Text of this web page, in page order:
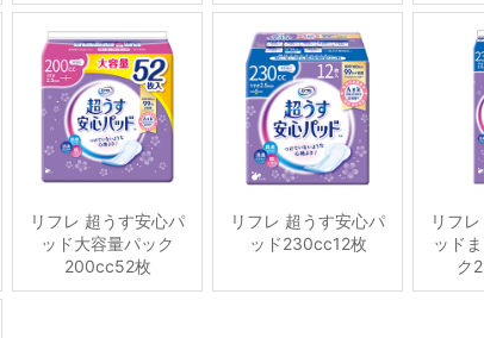
リフレ 超うす安心パ
ッド大容量パック
200cc52枚
リフレ 超うす安心パ
ッド230cc12枚
リフ
ッド
ク